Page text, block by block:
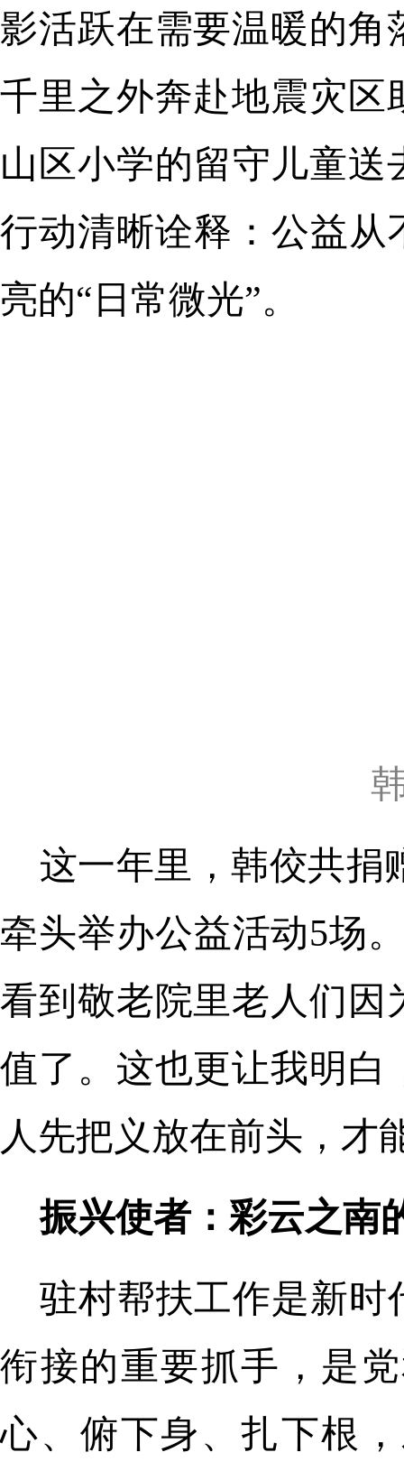
影活跃在需要温暖的
千里之外奔赴地震灾区
山区小学的留守儿童
行动清晰诠释：公益从
亮的“日常微光”。
这一年里，韩佼共捐
牵头举办公益活动5场
看到敬老院里老人们
值了。这也更让我明白
人先把义放在前头，才
振兴使者：彩云之南
驻村帮扶工作是新时
衔接的重要抓手，是
心、俯下身、扎下根